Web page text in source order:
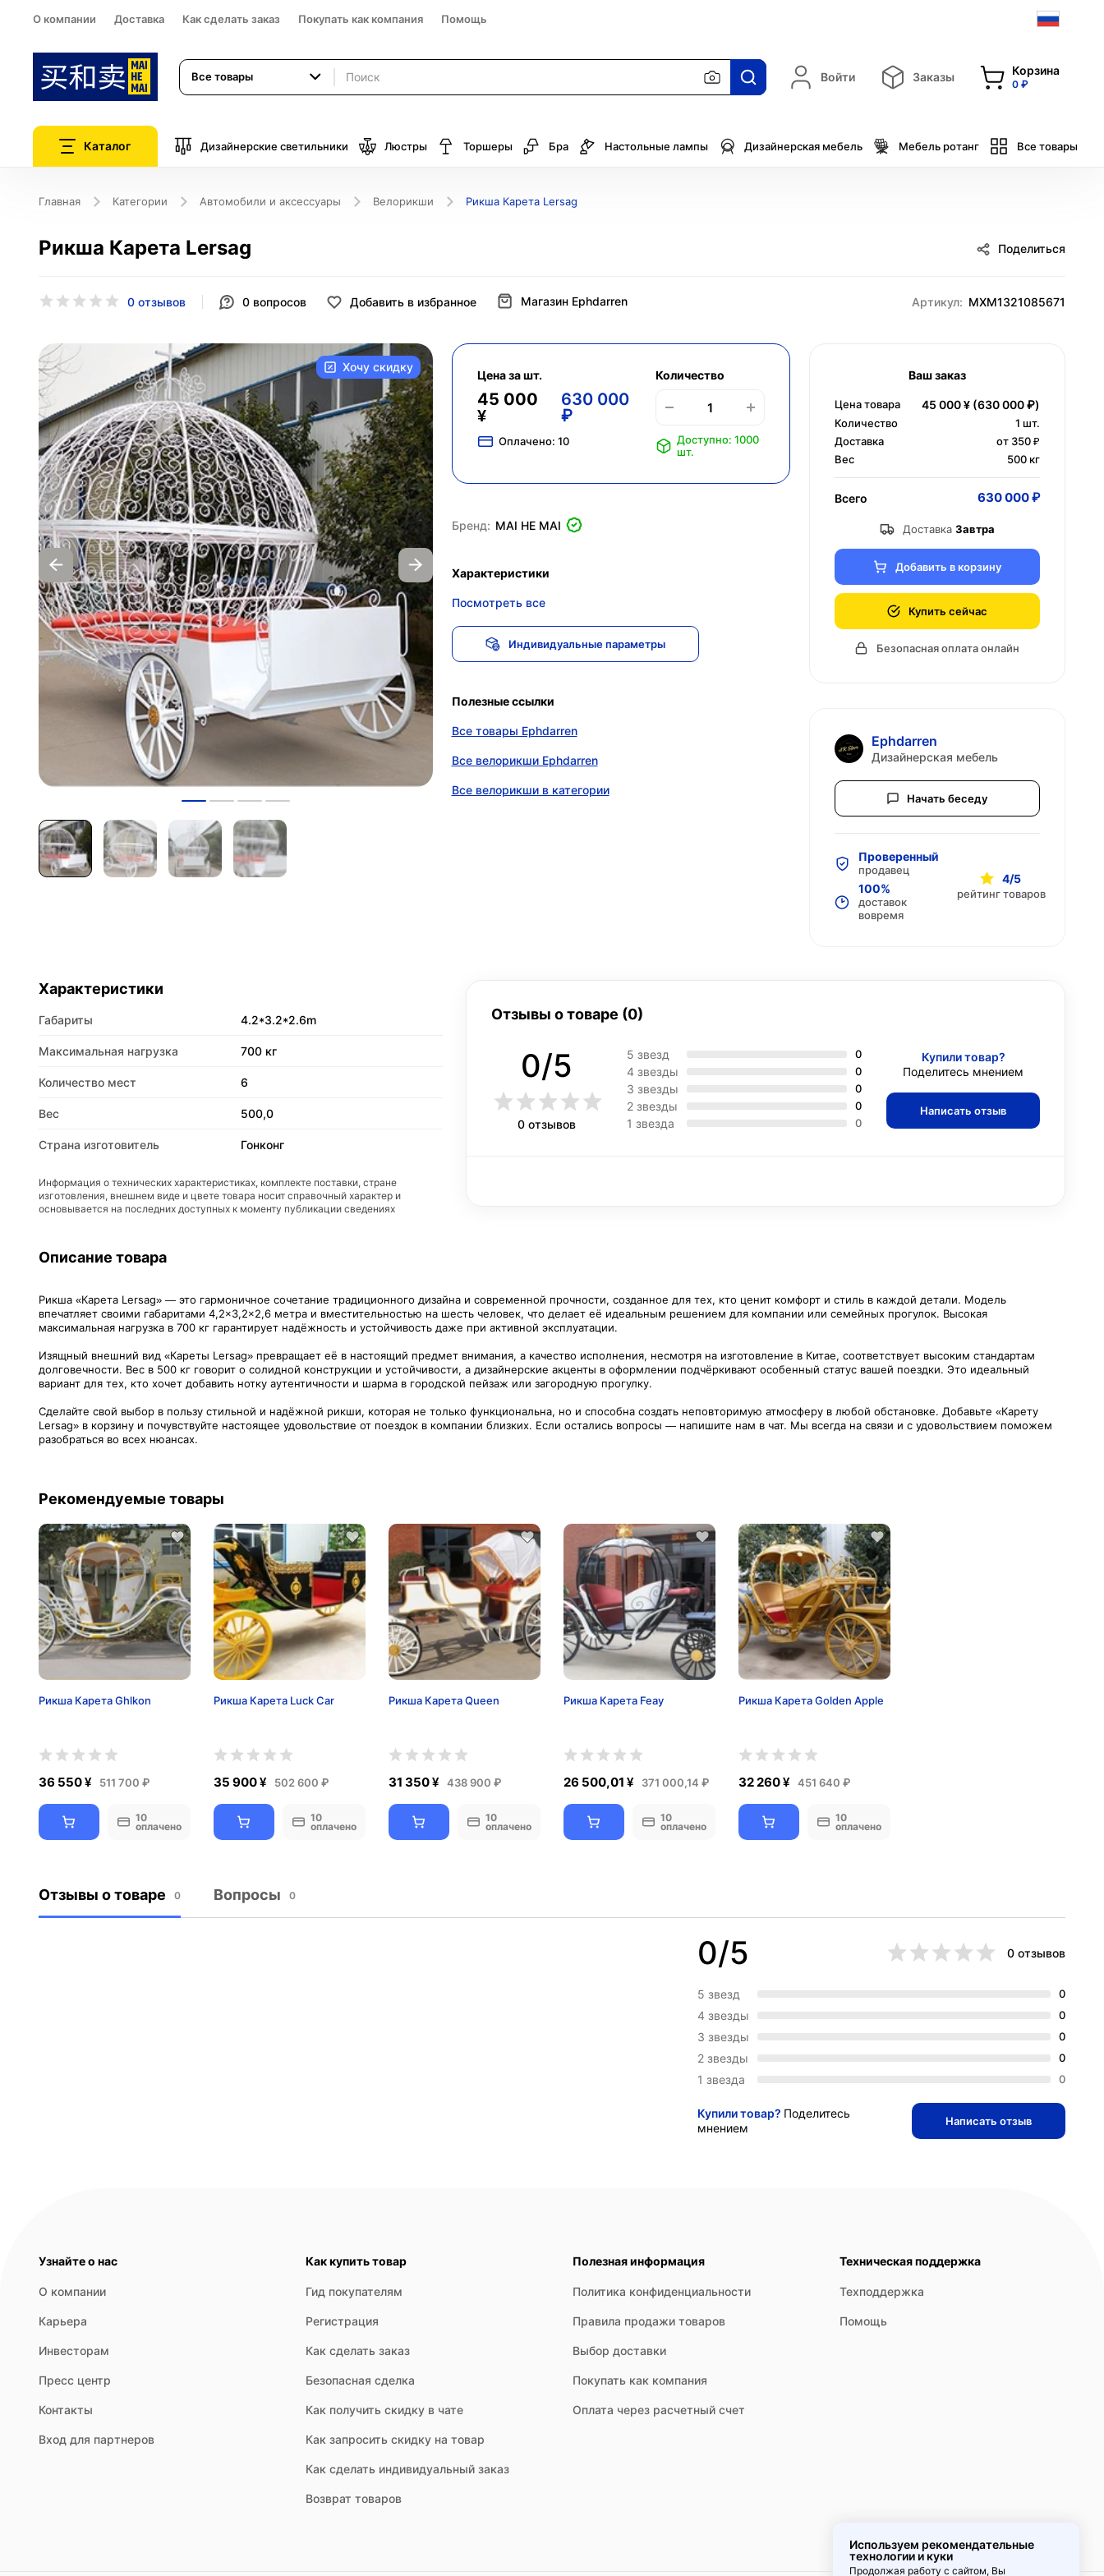
О компании Доставка Как сделать заказ Покупать как компания Помощь
Все товары Войти Заказы Корзина
0 ₽
Каталог Дизайнерские светильники Люстры Торшеры Бра Настольные лампы Дизайнерская мебель Мебель ротанг Все товары
Главная Категории Автомобили и аксессуары Велорикши Рикша Карета Lersag
Рикша Карета Lersag
0 отзывов 0 вопросов Добавить в избранное
Поделиться
Магазин Ephdarren Артикул: MXM1321085671
Хочу скидку
Цена за шт.
45 000
¥
630 000
₽
Оплачено: 10
Количество
Доступно: 1000
шт.
Бренд: MAI HE MAI
Характеристики
Посмотреть все
Индивидуальные параметры
Полезные ссылки
Все товары Ephdarren
Все велорикши Ephdarren
Все велорикши в категории
Ваш заказ
Цена товара 45 000 ¥ (630 000 ₽)
Количество 1 шт.
Доставка
от 350 ₽
Вес
500 кг
Всего 630 000 ₽
Доставка Завтра
Добавить в корзину
Купить сейчас
Безопасная оплата онлайн
Ephdarren
Дизайнерская мебель
Начать беседу
Проверенный
продавец
100%
доставок
вовремя
4/5
рейтинг товаров
Характеристики
Габариты 4.2*3.2*2.6m
Максимальная нагрузка 700 кг
Количество мест 6
Вес 500,0
Страна изготовитель Гонконг
Информация о технических характеристиках, комплекте поставки, стране
изготовления, внешнем виде и цвете товара носит справочный характер и
основывается на последних доступных к моменту публикации сведениях
Отзывы о товаре (0)
0/5
0 отзывов
5 звезд 0
4 звезды 0
3 звезды 0
2 звезды 0
1 звезда 0
Купили товар?
Поделитесь мнением
Написать отзыв
Описание товара
Рикша «Карета Lersag» — это гармоничное сочетание традиционного дизайна и современной прочности, созданное для тех, кто ценит комфорт и стиль в каждой детали. Модель
впечатляет своими габаритами 4,2×3,2×2,6 метра и вместительностью на шесть человек, что делает её идеальным решением для компании или семейных прогулок. Высокая
максимальная нагрузка в 700 кг гарантирует надёжность и устойчивость даже при активной эксплуатации.
Изящный внешний вид «Кареты Lersag» превращает её в настоящий предмет внимания, а качество исполнения, несмотря на изготовление в Китае, соответствует высоким стандартам
долговечности. Вес в 500 кг говорит о солидной конструкции и устойчивости, а дизайнерские акценты в оформлении подчёркивают особенный статус вашей поездки. Это идеальный
вариант для тех, кто хочет добавить нотку аутентичности и шарма в городской пейзаж или загородную прогулку.
Сделайте свой выбор в пользу стильной и надёжной рикши, которая не только функциональна, но и способна создать неповторимую атмосферу в любой обстановке. Добавьте «Карету
Lersag» в корзину и почувствуйте настоящее удовольствие от поездок в компании близких. Если остались вопросы — напишите нам в чат. Мы всегда на связи и с удовольствием поможем
разобраться во всех нюансах.
Рекомендуемые товары
Рикша Карета Ghlkon
36 550 ¥ 511 700 ₽
10
оплачено
Рикша Карета Luck Car
35 900 ¥ 502 600 ₽
10
оплачено
Рикша Карета Queen
31 350 ¥ 438 900 ₽
10
оплачено
Рикша Карета Feay
26 500,01 ¥ 371 000,14 ₽
10
оплачено
Рикша Карета Golden Apple
32 260 ¥ 451 640 ₽
10
оплачено
Отзывы о товаре 0 Вопросы 0
0/5 0 отзывов
5 звезд 0
4 звезды 0
3 звезды 0
2 звезды 0
1 звезда 0
Купили товар? Поделитесь
мнением
Написать отзыв
Узнайте о нас
О компании
Карьера
Инвесторам
Пресс центр
Контакты
Вход для партнеров
Как купить товар
Гид покупателям
Регистрация
Как сделать заказ
Безопасная сделка
Как получить скидку в чате
Как запросить скидку на товар
Как сделать индивидуальный заказ
Возврат товаров
Полезная информация
Политика конфиденциальности
Правила продажи товаров
Выбор доставки
Покупать как компания
Оплата через расчетный счет
Техническая поддержка
Техподдержка
Помощь
Используем рекомендательные
технологии и куки
Продолжая работу с сайтом, Вы